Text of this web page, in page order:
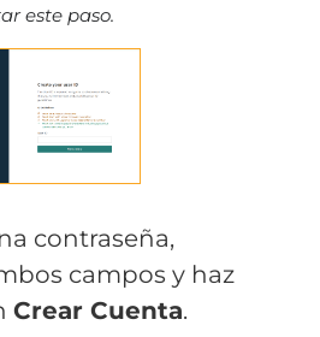
este paso.
contraseña,
campos y haz
Crear Cuenta.